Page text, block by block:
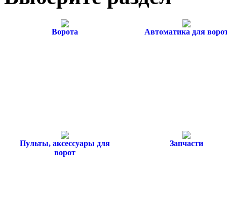
Ворота Автоматика для
Пульты, аксессуары для
ворот
Запчасти